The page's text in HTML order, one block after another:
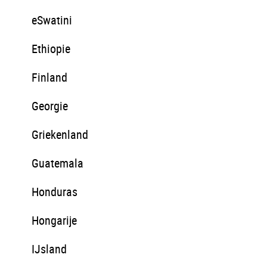
eSwatini
Ethiopie
Finland
Georgie
Griekenland
Guatemala
Honduras
Hongarije
IJsland